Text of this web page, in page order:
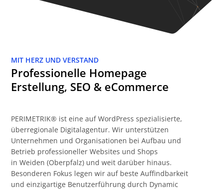
MIT HERZ UND VERSTAND
Professionelle Homepage
Erstellung, SEO & eCommerce
PERIMETRIK® ist eine auf WordPress spezialisierte,
überregionale Digitalagentur. Wir unterstützen
Unternehmen und Organisationen bei Aufbau und
Betrieb professioneller Websites und Shops
in Weiden (Oberpfalz) und weit darüber hinaus.
Besonderen Fokus legen wir auf beste Auffindbarkeit
und einzigartige Benutzerführung durch Dynamic